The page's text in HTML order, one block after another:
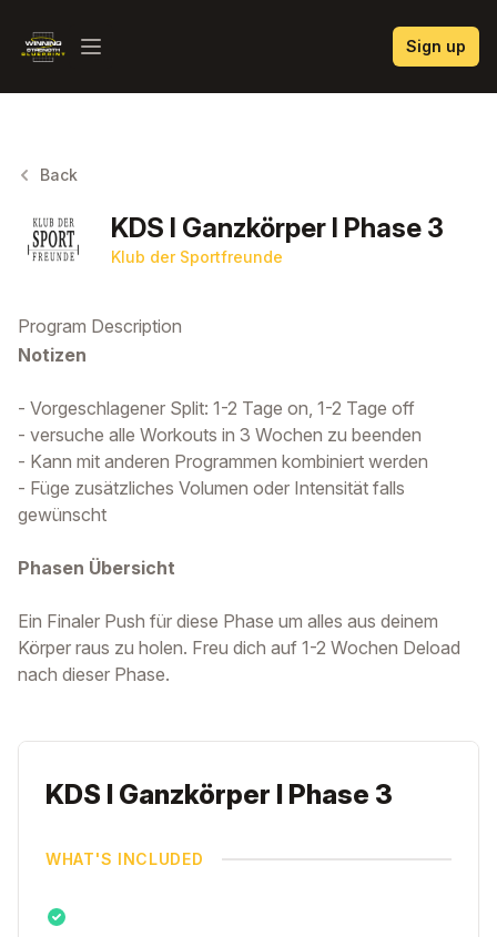
Winning Strength Blueprint
Open menu
Sign up
Back
KDS I Ganzkörper I Phase 3
Klub der Sportfreunde
Program Description
Notizen
- Vorgeschlagener Split: 1-2 Tage on, 1-2 Tage off
- versuche alle Workouts in 3 Wochen zu beenden
- Kann mit anderen Programmen kombiniert werden
- Füge zusätzliches Volumen oder Intensität falls
gewünscht
Phasen Übersicht
Ein Finaler Push für diese Phase um alles aus deinem
Körper raus zu holen. Freu dich auf 1-2 Wochen Deload
nach dieser Phase.
KDS I Ganzkörper I Phase 3
WHAT'S INCLUDED